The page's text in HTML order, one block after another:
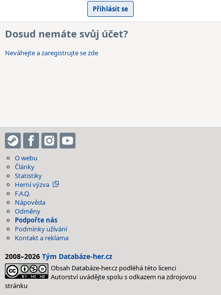
Dosud nemáte svůj účet?
Neváhejte a zaregistrujte se zde
O webu
Články
Statistiky
Herní výzva
F.A.Q.
Nápověda
Odměny
Podpořte nás
Podmínky užívání
Kontakt a reklama
2008–2026 Tým Databáze-her.cz
Obsah Databáze-her.cz podléhá této licenci
Autorství uvádějte spolu s odkazem na zdrojovou
stránku